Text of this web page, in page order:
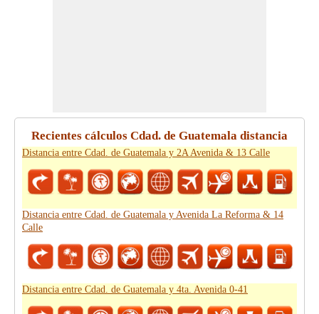
Recientes cálculos Cdad. de Guatemala distancia
Distancia entre Cdad. de Guatemala y 2A Avenida & 13 Calle
Distancia entre Cdad. de Guatemala y Avenida La Reforma & 14
Calle
Distancia entre Cdad. de Guatemala y 4ta. Avenida 0-41